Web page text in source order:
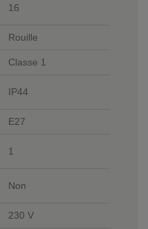
16
Rouille
Classe 1
IP44
E27
1
Non
230 V